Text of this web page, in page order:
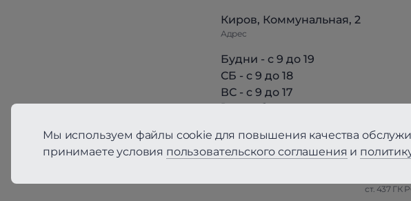
Киров, Коммунальная, 2
Адрес
Будни - с 9 до 19
СБ - с 9 до 18
ВС - с 9 до 17
Режим работы
ст. 437 ГК
Мы используем файлы cookie для повышения качества
принимаете условия пользовательского соглашения и